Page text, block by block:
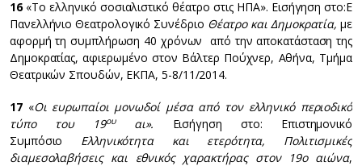
16«Το ελληνικό σοσιαλιστικό θέατρο στις ΗΠΑ». Εισήγηση στο:Ε΄
Πανελλήνιο Θεατρολογικό Συνέδριο Θέατρο και Δημοκρατία,με
αφορμή τη συμπλήρωση 40 χρόνων από την αποκατάσταση της
Δημοκρατίας, αφιερωμένο στον Βάλτερ Πούχνερ, Αθήνα, Τμήμα
Θεατρικών Σπουδών, ΕΚΠΑ, 5-8/11/2014.
17«Οι ευρωπαίοι μονωδοί μέσα από τον ελληνικό περιοδικό
τύπο του 19ουαι». Εισήγηση στο: Επιστημονικό
Συμπόσιο Ελληνικότητα και ετερότητα, Πολιτισμικές
διαμεσολαβήσεις και εθνικός χαρακτήρας στον 19ο αιώνα,